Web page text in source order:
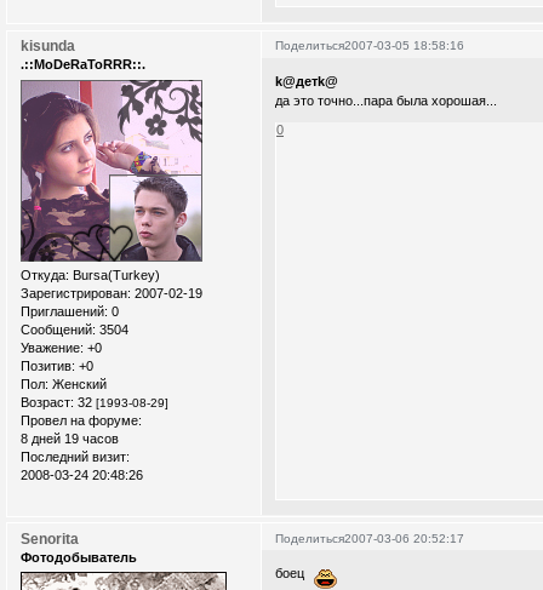
Поделиться2007-03-05 18:58:16
kisunda
.::MoDeRaToRRR::.
Откуда: Bursa(Turkey)
Зарегистрирован: 2007-02-19
Приглашений: 0
Сообщений: 3504
Уважение: +0
Позитив: +0
Пол: Женский
Возраст: 32 [1993-08-29]
Провел на форуме:
8 дней 19 часов
Последний визит:
2008-03-24 20:48:26
k@детk@
да это точно...пара была хорошая...
0
Поделиться2007-03-06 20:52:17
Senorita
Фотодобыватель
боец